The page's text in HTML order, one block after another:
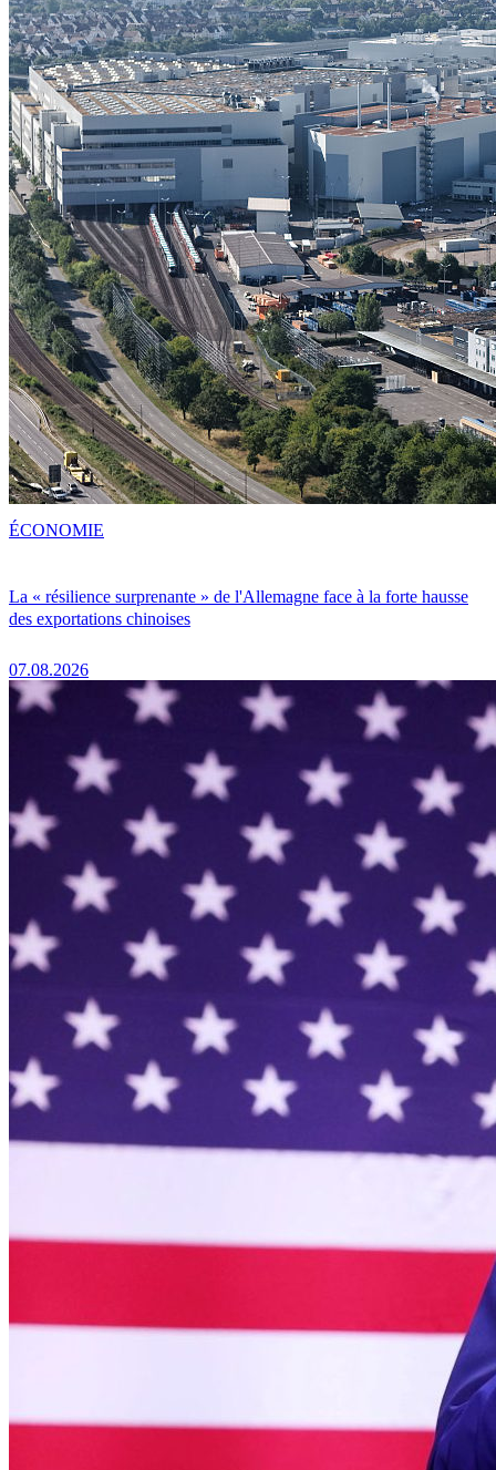
La « résilience surprenante » de l'Allemagne face à la forte hausse
des exportations chinoises
07.08.2026
ÉCONOMIE